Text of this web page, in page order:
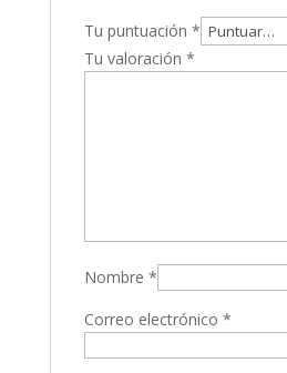
Tu puntuación *
Tu valoración *
Nombre *
Correo electrónico *